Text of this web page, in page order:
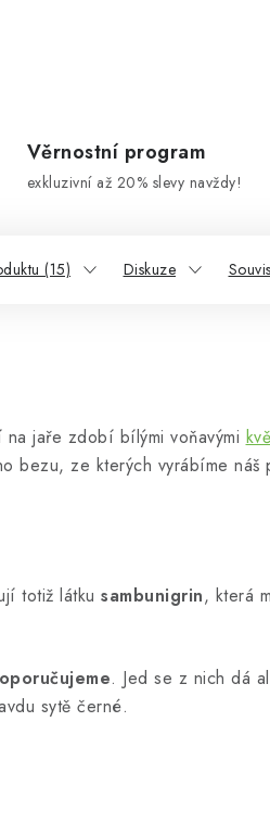
Věrnostní program
exkluzivní až 20% slevy navždy!
(15) Diskuze
jaře zdobí bílými voňavými
bezu, ze kterých vyrábíme náš
totiž látku sambunigrin, která
. Jed se z nich dá
sytě černé.